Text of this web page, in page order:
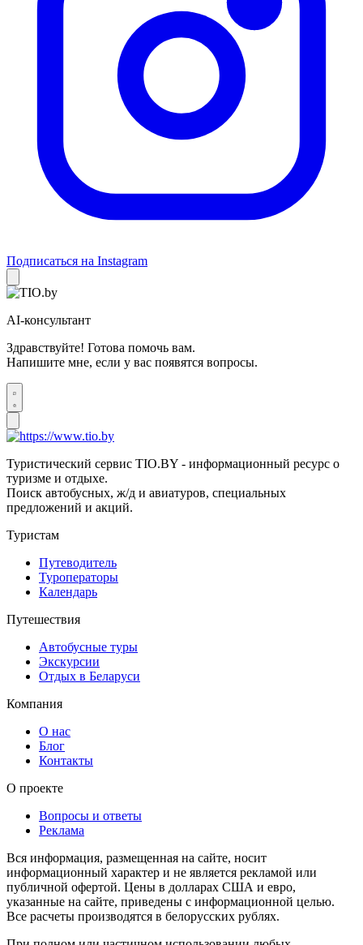
Подписаться на Instagram
AI-консультант
Здравствуйте! Готова помочь вам.
Напишите мне, если у вас появятся вопросы.
Туристический сервис TIO.BY - информационный ресурс о
туризме и отдыхе.
Поиск автобусных, ж/д и авиатуров, специальных
предложений и акций.
Туристам
Путеводитель
Туроператоры
Календарь
Путешествия
Автобусные туры
Экскурсии
Отдых в Беларуси
Компания
О нас
Блог
Контакты
О проекте
Вопросы и ответы
Реклама
Вся информация, размещенная на сайте, носит
информационный характер и не является рекламой или
публичной офертой. Цены в долларах США и евро,
указанные на сайте, приведены с информационной целью.
Все расчеты производятся в белорусских рублях.